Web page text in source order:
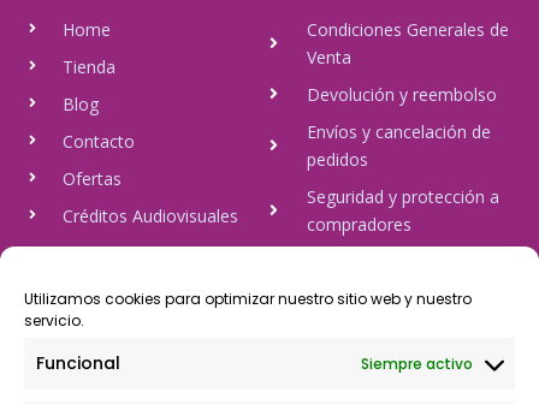
Utilizamos cookies para optimizar nuestro sitio web y nuestro
servicio.
Funcional Siempre activo
Home
Tienda
Blog
Contacto
Ofertas
Créditos Audiovisuales
tulineamagica.com
Condiciones Generales de
Venta
Devolución y reembolso
Envíos y cancelación de
pedidos
Seguridad y protección a
compradores
Política de cookies